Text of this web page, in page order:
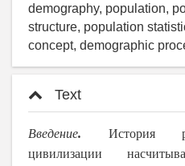
demography, population,
structure, population
concept, demographic
Text
Введение. История
цивилизации